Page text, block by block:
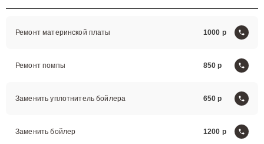
Ремонт материнской платы 1000
Ремонт помпы 850
Заменить уплотнитель бойлера 650
Заменить бойлер 1200